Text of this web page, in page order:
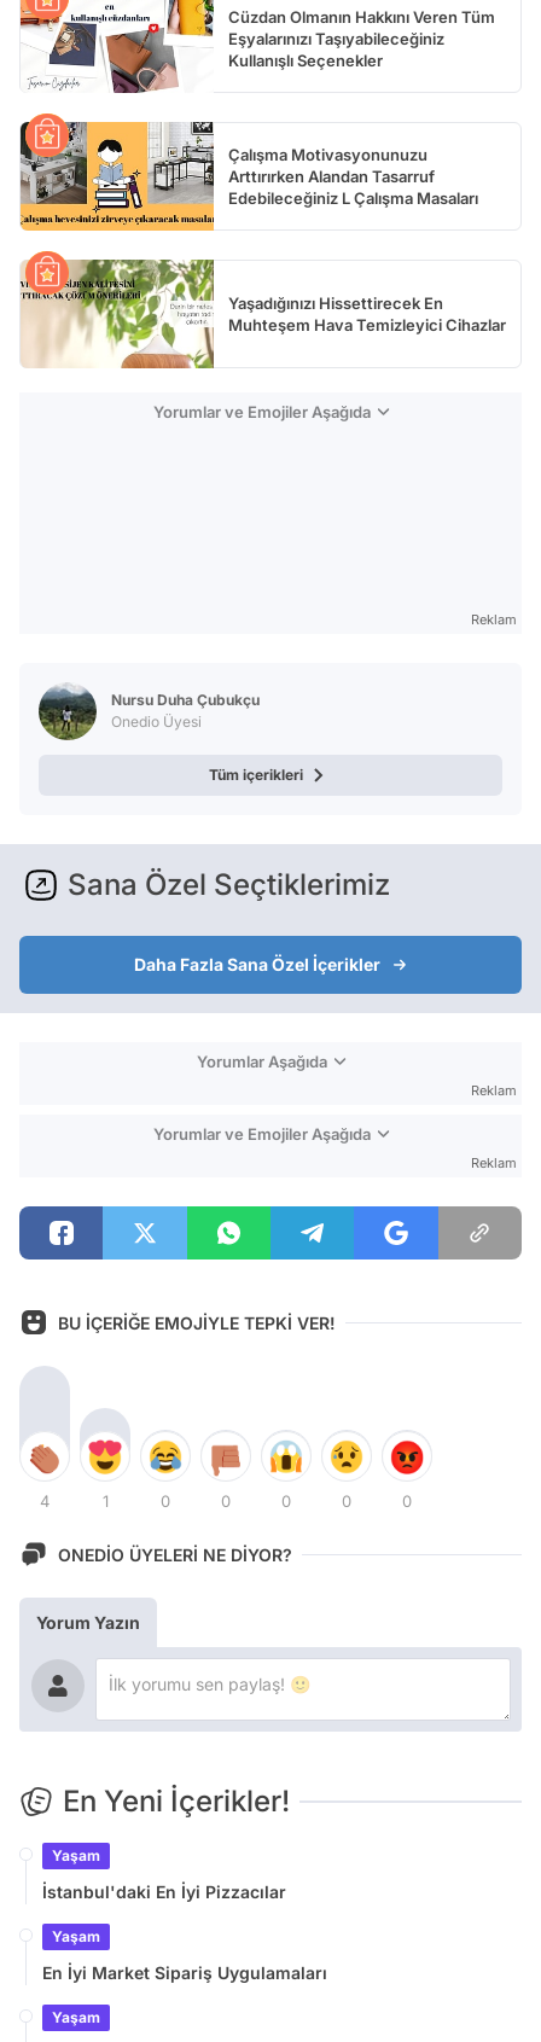
Cüzdan Olmanın Hakkını Veren Tüm
Eşyalarınızı Taşıyabileceğiniz
Kullanışlı Seçenekler
Çalışma Motivasyonunuzu
Arttırırken Alandan Tasarruf
Edebileceğiniz L Çalışma Masaları
Yaşadığınızı Hissettirecek En
Muhteşem Hava Temizleyici Cihazlar
Yorumlar ve Emojiler Aşağıda
Reklam
Nursu Duha Çubukçu
Onedio Üyesi
Tüm içerikleri
Sana Özel Seçtiklerimiz
Daha Fazla Sana Özel İçerikler
Yorumlar Aşağıda
Reklam
Yorumlar ve Emojiler Aşağıda
Reklam
BU İÇERİĞE EMOJİYLE TEPKİ VER!
4 1 0 0 0 0 0
ONEDİO ÜYELERİ NE DİYOR?
Yorum Yazın
En Yeni İçerikler!
Yaşam
İstanbul'daki En İyi Pizzacılar
Yaşam
En İyi Market Sipariş Uygulamaları
Yaşam